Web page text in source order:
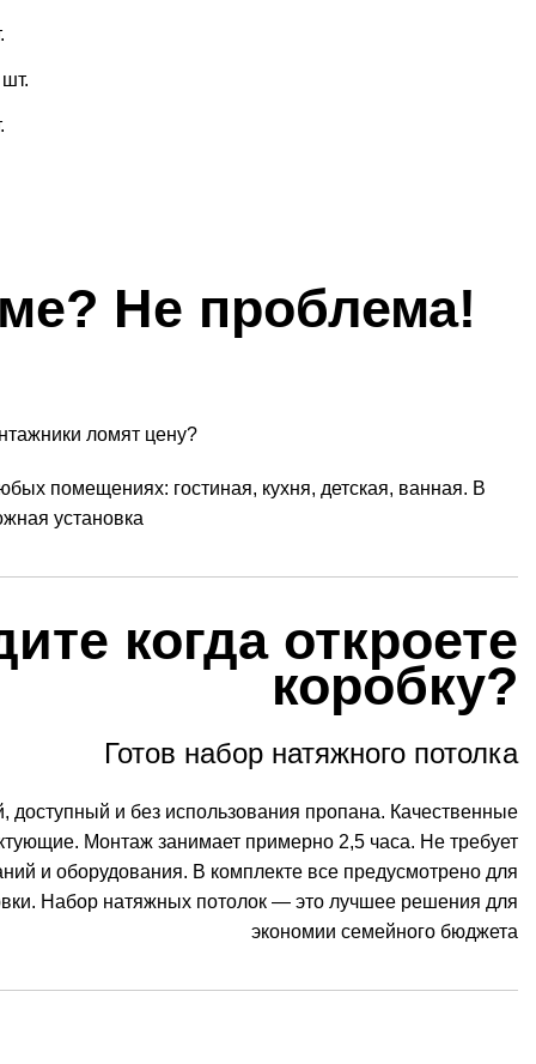
Не проблема!
ломят цену?
помещениях: гостиная, кухня, детская, ванная. В
установка
когда откроете
коробку?
Готов набор натяжного потолка
доступный и без использования пропана. Качественные
Монтаж занимает примерно 2,5 часа. Не требует
и оборудования. В комплекте все предусмотрено для
Набор натяжных потолок — это лучшее решения для
экономии семейного бюджета